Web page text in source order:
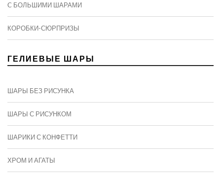
C БОЛЬШИМИ ШАРАМИ
КОРОБКИ-СЮРПРИЗЫ
ГЕЛИЕВЫЕ ШАРЫ
ШАРЫ БЕЗ РИСУНКА
ШАРЫ С РИСУНКОМ
ШАРИКИ С КОНФЕТТИ
ХРОМ И АГАТЫ